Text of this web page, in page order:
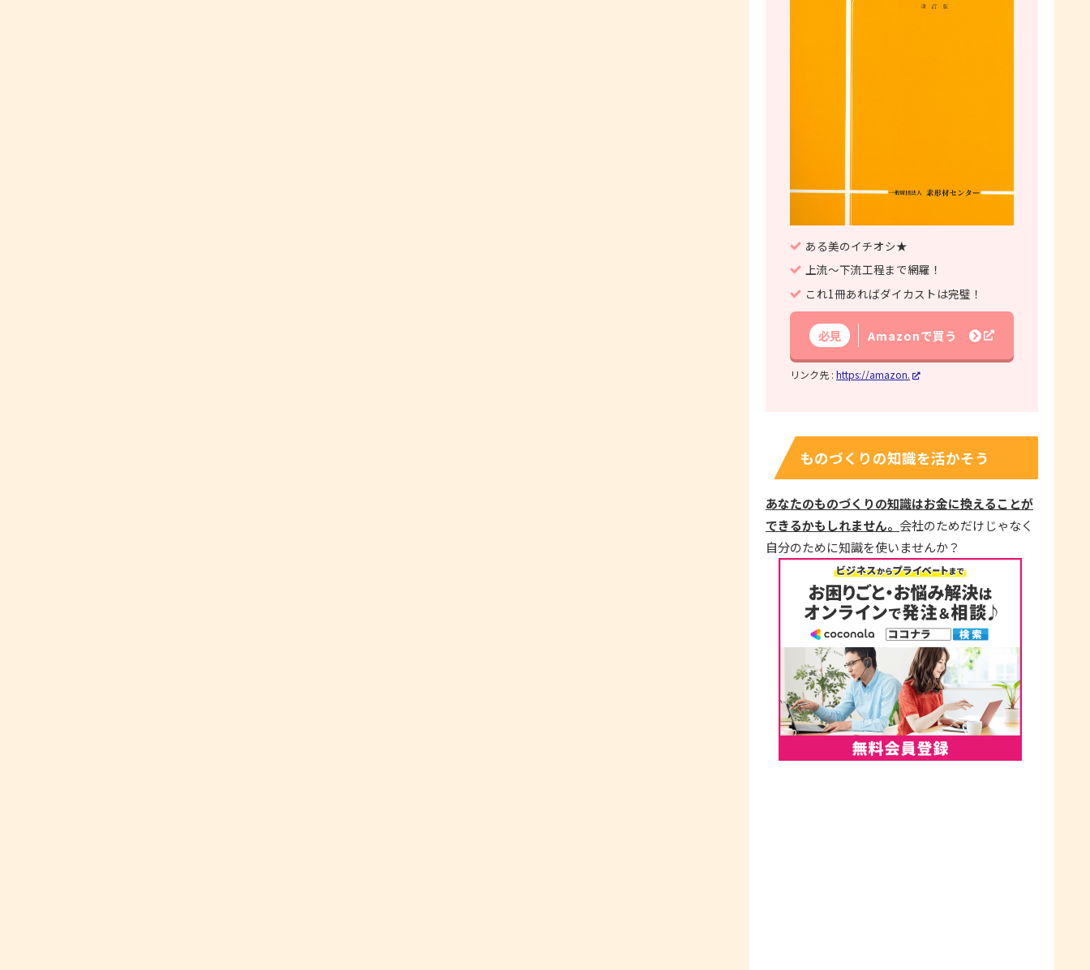
ある美のイチオシ★
上流～下流工程まで網羅！
これ1冊あればダイカストは完璧！
必見 Amazonで買う
リンク先 : https://amazon.
ものづくりの知識を活かそう
あなたのものづくりの知識はお金に換えることが
できるかもしれません。 会社のためだけじゃなく
自分のために知識を使いませんか？